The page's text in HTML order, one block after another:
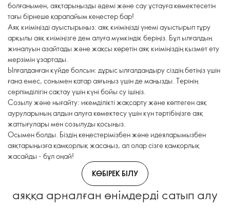
болғанымен, аяқтарыңызды әдемі және сау ұстауға көмектесетін
тағы бірнеше қарапайым кеңестер бар!
Аяқ киіміңізді ауыстырыңыз: аяқ киіміңізді үнемі ауыстырып тұру
арқылы аяқ киіміңізге дем алуға мүмкіндік беріңіз. Бұл ылғалдың
жиналуын азайтады және жақсы көретін аяқ киіміңіздің қызмет ету
мерзімін ұзартады.
Ылғалданған күйде болсын: дұрыс ылғалдандыру сіздің бетіңіз үшін
ғана емес, сонымен қатар аяғыңыз үшін де маңызды. Терінің
серпімділігін сақтау үшін күні бойы су ішіңіз.
Созылу және нығайту: икемділікті жақсарту және көптеген аяқ
ауруларының алдын алуға көмектесу үшін күн тәртібіңізге аяқ
жаттығулары мен созылуды қосыңыз.
Осымен болды. Біздің кеңестерімізбен және идеяларымызбен
аяқтарыңызға қамқорлық жасаңыз, ал олар сізге қамқорлық
жасайды - бұл оңай!
КӨБІРЕК БІЛУ
аяққа арналған өнімдерді сатып алу